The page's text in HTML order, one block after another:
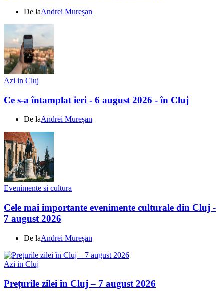
De laAndrei Mureșan
Azi in Cluj
Ce s-a întamplat ieri - 6 august 2026 - în Cluj
De laAndrei Mureșan
Evenimente si cultura
Cele mai importante evenimente culturale din Cluj -
7 august 2026
De laAndrei Mureșan
Azi in Cluj
Prețurile zilei în Cluj – 7 august 2026